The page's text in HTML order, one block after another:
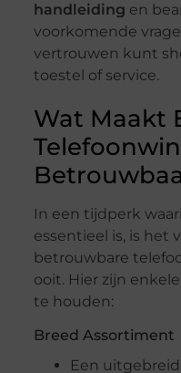
handleiding en
voorkomende
vertrouwen kunt
toestel of service.
Wat Maakt
In een tijdperk
essentieel is, is het
betrouwbare
ooit. Hier zijn
te houden:
Breed Assortiment
Een